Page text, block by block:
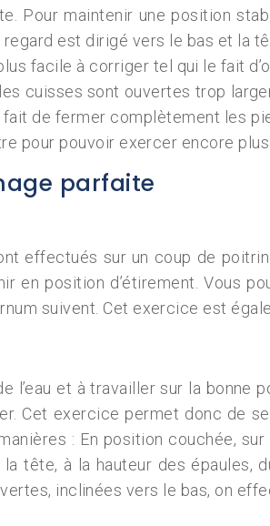
Pour maintenir une position
est dirigé vers le bas et la
facile à corriger tel qui le fait
cuisses sont ouvertes trop
fait de fermer complètement les
pour pouvoir exercer encore plus
parfaite
effectués sur un coup de
en position d’étirement. Vous
suivent. Cet exercice est
et à travailler sur la bonne
Cet exercice permet donc de
: En position couchée,
tête, à la hauteur des épaules,
inclinées vers le bas, on